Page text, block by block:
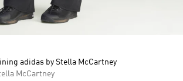
adidas by Stella McCartney
McCartney